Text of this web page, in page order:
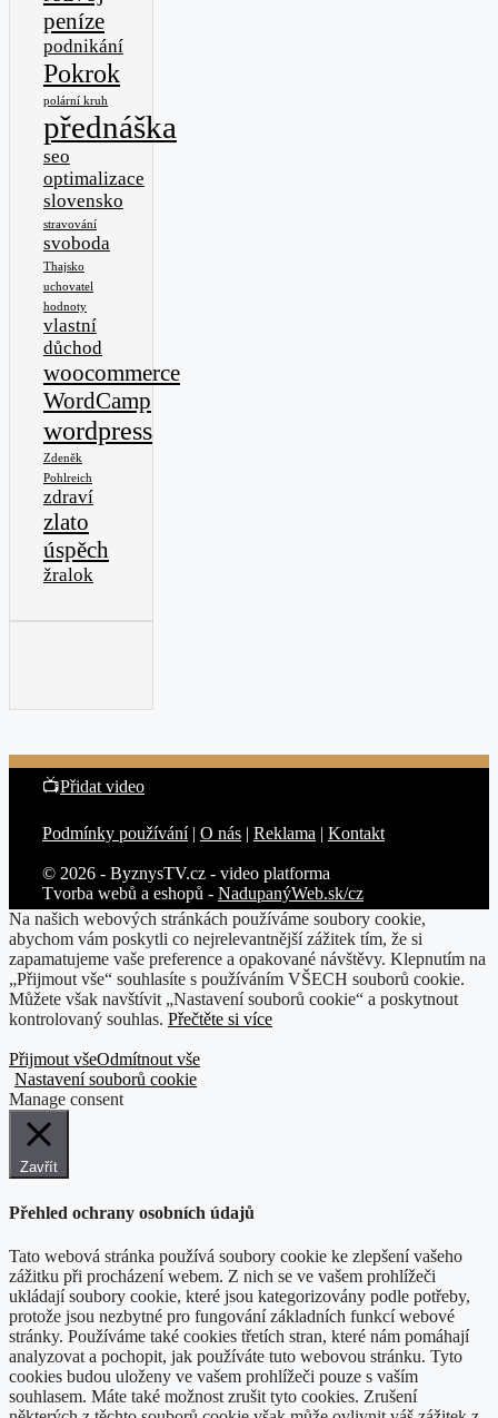
peníze
podnikání
Pokrok
polární kruh
přednáška
seo
optimalizace
slovensko
stravování
svoboda
Thajsko
uchovatel
hodnoty
vlastní
důchod
woocommerce
WordCamp
wordpress
Zdeněk
Pohlreich
zdraví
zlato
úspěch
žralok
📺Přidat video
Podmínky používání| O nás | Reklama | Kontakt
© 2026 - ByznysTV.cz - video platforma
Tvorba webů a eshopů - NadupanýWeb.sk/cz
Na našich webových stránkách používáme soubory cookie,
abychom vám poskytli co nejrelevantnější zážitek tím, že si
zapamatujeme vaše preference a opakované návštěvy. Klepnutím na
„Přijmout vše“ souhlasíte s používáním VŠECH souborů cookie.
Můžete však navštívit „Nastavení souborů cookie“ a poskytnout
kontrolovaný souhlas. Přečtěte si více
Přijmout všeOdmítnout vše
Nastavení souborů cookie
Manage consent
Zavřít
Přehled ochrany osobních údajů
Tato webová stránka používá soubory cookie ke zlepšení vašeho
zážitku při procházení webem. Z nich se ve vašem prohlížeči
ukládají soubory cookie, které jsou kategorizovány podle potřeby,
protože jsou nezbytné pro fungování základních funkcí webové
stránky. Používáme také cookies třetích stran, které nám pomáhají
analyzovat a pochopit, jak používáte tuto webovou stránku. Tyto
cookies budou uloženy ve vašem prohlížeči pouze s vaším
souhlasem. Máte také možnost zrušit tyto cookies. Zrušení